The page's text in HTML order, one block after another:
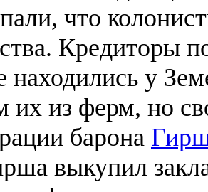
что
Кредиторы
находились у
их из ферм, но
барона
выкупил